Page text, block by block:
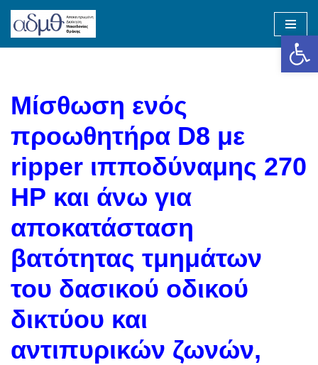
Skip
Μίσθωση ενός
προωθητήρα D8 με
ripper ιπποδύναμης 270
ΗΡ και άνω για
αποκατάσταση
βατότητας τμημάτων
του δασικού οδικού
δικτύου και
αντιπυρικών ζωνών,